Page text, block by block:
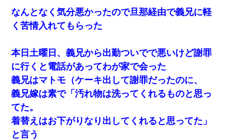
なんとなく気分悪かったので旦那経由で義兄に軽
く苦情入れてもらった
本日土曜日、義兄から出勤ついでで悪いけど謝罪
に行くと電話があってわが家で会った
義兄はマトモ（ケーキ出して謝罪だったのに、
義兄嫁は素で「汚れ物は洗ってくれるものと思っ
てた。
着替えはお下がりなり出してくれると思ってた」
と言う